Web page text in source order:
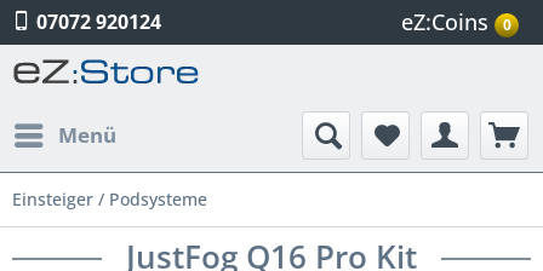
07072 920124 eZ:Coins 0
Menü
Einsteiger / Podsysteme
JustFog Q16 Pro Kit